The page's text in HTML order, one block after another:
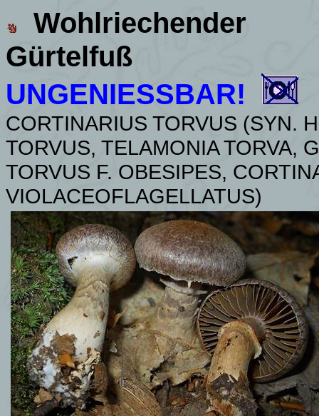
Wohlriechender
Gürtelfuß
UNGENIESSBAR!
CORTINARIUS TORVUS (SYN.
TORVUS, TELAMONIA TORVA,
TORVUS F. OBESIPES,
VIOLACEOFLAGELLATUS)